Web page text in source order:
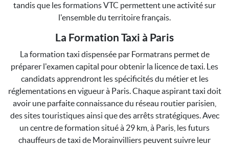
tandis que les formations VTC permettent une activité sur
l'ensemble du territoire français.
La Formation Taxi à Paris
La formation taxi dispensée par Formatrans permet de
préparer l'examen capital pour obtenir la licence de taxi. Les
candidats apprendront les spécificités du métier et les
réglementations en vigueur à Paris. Chaque aspirant taxi doit
avoir une parfaite connaissance du réseau routier parisien,
des sites touristiques ainsi que des arrêts stratégiques. Avec
un centre de formation situé à 29 km, à Paris, les futurs
chauffeurs de taxi de Morainvilliers peuvent suivre leur